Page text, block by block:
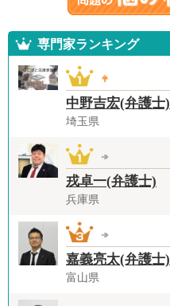
専門家ランキング
中野吉宏(弁護士)
埼玉県
戎卓一(弁護士)
兵庫県
嘉義亮太(弁護士)
富山県